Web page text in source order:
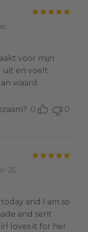
voor mijn
uit en voelt
waard.
0 0
25,
and I am so
and sent
loves it for her